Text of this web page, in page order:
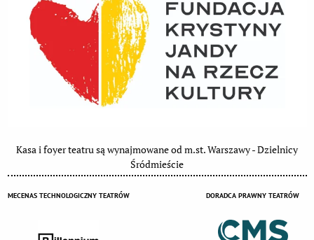
Kasa i foyer teatru są wynajmowane od m.st. Warszawy - Dzielnicy
Śródmieście
MECENAS TECHNOLOGICZNY TEATRÓW DORADCA PRAWNY TEATRÓW